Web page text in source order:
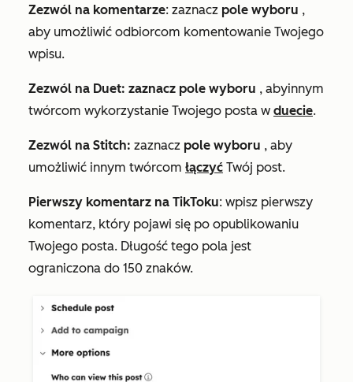
Zezwól na komentarze: zaznacz pole wyboru ,
aby umożliwić odbiorcom komentowanie Twojego
wpisu.
Zezwól na Duet: zaznacz pole wyboru , abyinnym
twórcom wykorzystanie Twojego posta w duecie.
Zezwól na Stitch: zaznacz pole wyboru , aby
umożliwić innym twórcom łączyć Twój post.
Pierwszy komentarz na TikToku: wpisz pierwszy
komentarz, który pojawi się po opublikowaniu
Twojego posta. Długość tego pola jest
ograniczona do 150 znaków.